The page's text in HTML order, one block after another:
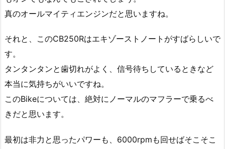
真のオールマイティエンジンだと思いますね。
それと、このCB250Rはエキゾーストノートがすばらしいで
す。
タンタンタンと歯切れがよく、信号待ちしているときなど
本当に気持ちがいいですね。
このBikeについては、絶対にノーマルのマフラーで乗るべ
きだと思います。
最初は非力と思ったパワーも、6000rpmも回せばそこそこ